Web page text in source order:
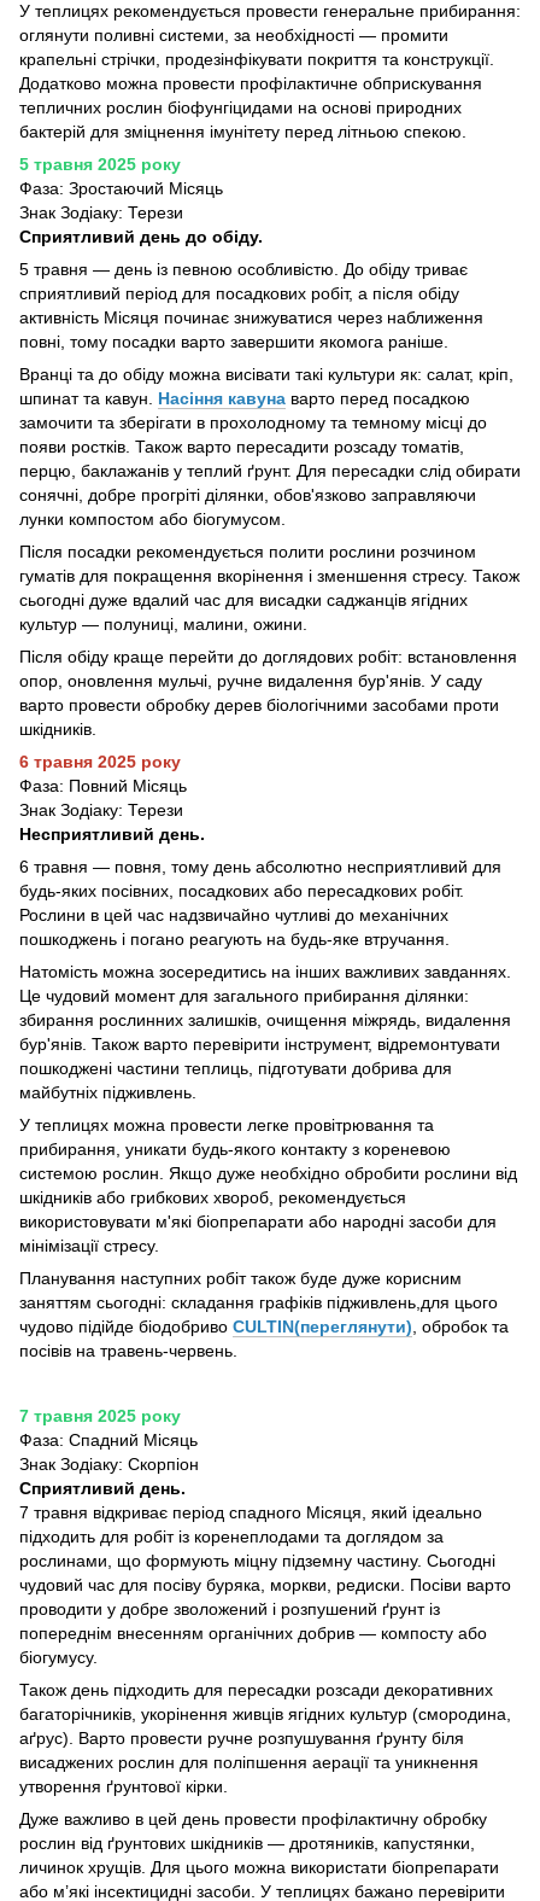
У теплицях рекомендується провести генеральне прибирання:
оглянути поливні системи, за необхідності — промити
крапельні стрічки, продезінфікувати покриття та конструкції.
Додатково можна провести профілактичне обприскування
тепличних рослин біофунгіцидами на основі природних
бактерій для зміцнення імунітету перед літньою спекою.
5 травня 2025 року
Фаза: Зростаючий Місяць
Знак Зодіаку: Терези
Сприятливий день до обіду.
5 травня — день із певною особливістю. До обіду триває
сприятливий період для посадкових робіт, а після обіду
активність Місяця починає знижуватися через наближення
повні, тому посадки варто завершити якомога раніше.
Вранці та до обіду можна висівати такі культури як: салат, кріп,
шпинат та кавун. Насіння кавуна варто перед посадкою
замочити та зберігати в прохолодному та темному місці до
появи ростків. Також варто пересадити розсаду томатів,
перцю, баклажанів у теплий ґрунт. Для пересадки слід обирати
сонячні, добре прогріті ділянки, обов'язково заправляючи
лунки компостом або біогумусом.
Після посадки рекомендується полити рослини розчином
гуматів для покращення вкорінення і зменшення стресу. Також
сьогодні дуже вдалий час для висадки саджанців ягідних
культур — полуниці, малини, ожини.
Після обіду краще перейти до доглядових робіт: встановлення
опор, оновлення мульчі, ручне видалення бур'янів. У саду
варто провести обробку дерев біологічними засобами проти
шкідників.
6 травня 2025 року
Фаза: Повний Місяць
Знак Зодіаку: Терези
Несприятливий день.
6 травня — повня, тому день абсолютно несприятливий для
будь-яких посівних, посадкових або пересадкових робіт.
Рослини в цей час надзвичайно чутливі до механічних
пошкоджень і погано реагують на будь-яке втручання.
Натомість можна зосередитись на інших важливих завданнях.
Це чудовий момент для загального прибирання ділянки:
збирання рослинних залишків, очищення міжрядь, видалення
бур'янів. Також варто перевірити інструмент, відремонтувати
пошкоджені частини теплиць, підготувати добрива для
майбутніх підживлень.
У теплицях можна провести легке провітрювання та
прибирання, уникати будь-якого контакту з кореневою
системою рослин. Якщо дуже необхідно обробити рослини від
шкідників або грибкових хвороб, рекомендується
використовувати м'які біопрепарати або народні засоби для
мінімізації стресу.
Планування наступних робіт також буде дуже корисним
заняттям сьогодні: складання графіків підживлень,для цього
чудово підійде біодобриво CULTIN(переглянути) , обробок та
посівів на травень-червень.
7 травня 2025 року
Фаза: Спадний Місяць
Знак Зодіаку: Скорпіон
Сприятливий день.
7 травня відкриває період спадного Місяця, який ідеально
підходить для робіт із коренеплодами та доглядом за
рослинами, що формують міцну підземну частину. Сьогодні
чудовий час для посіву буряка, моркви, редиски. Посіви варто
проводити у добре зволожений і розпушений ґрунт із
попереднім внесенням органічних добрив — компосту або
біогумусу.
Також день підходить для пересадки розсади декоративних
багаторічників, укорінення живців ягідних культур (смородина,
аґрус). Варто провести ручне розпушування ґрунту біля
висаджених рослин для поліпшення аерації та уникнення
утворення ґрунтової кірки.
Дуже важливо в цей день провести профілактичну обробку
рослин від ґрунтових шкідників — дротяників, капустянки,
личинок хрущів. Для цього можна використати біопрепарати
або м’які інсектицидні засоби. У теплицях бажано перевірити